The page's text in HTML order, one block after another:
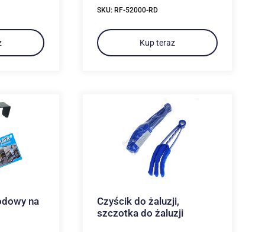
SKU: RF-52000-RD
Kup teraz
na
Czyścik do żaluzji,
szczotka do żaluzji